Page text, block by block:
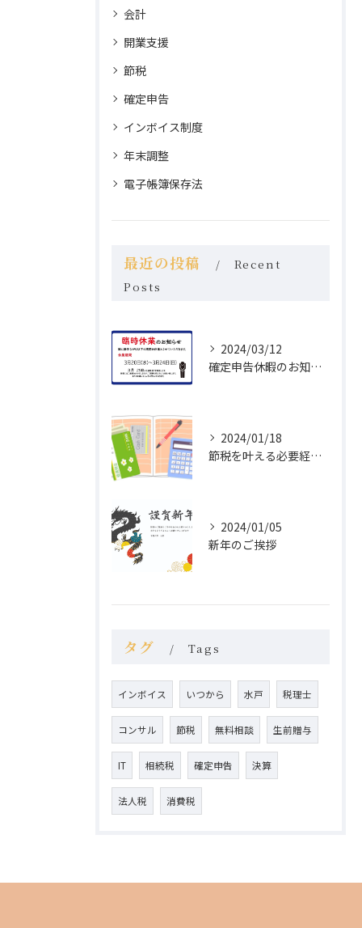
会計
開業支援
節税
確定申告
インボイス制度
年末調整
電子帳簿保存法
最近の投稿
Recent
Posts
2024/03/12
確定申告休暇のお知らせ
2024/01/18
節税を叶える必要経費の正確な計上
2024/01/05
新年のご挨拶
タグ Tags
インボイス いつから 水戸 税理士
コンサル 節税 無料相談 生前贈与
IT 相続税 確定申告 決算
法人税 消費税